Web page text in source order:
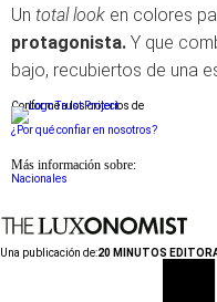
Un total look en colores
protagonista. Y que
bajo, recubiertos de una
Conforme a los criterios de
¿Por qué confiar en nosotros?
Más información sobre:
Nacionales
Una publicación de:20 MINUTOS